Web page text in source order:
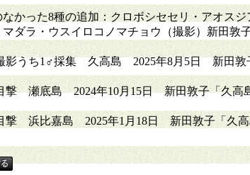
った8種の追加：クロボシセセリ・アオス
ダラ・ウスイロコノマチョウ（撮影）新田敦
うち1♂採集 久高島 2025年8月5日 新田敦
瀬底島 2024年10月15日 新田敦子「久高
浜比嘉島 2025年1月18日 新田敦子「久高